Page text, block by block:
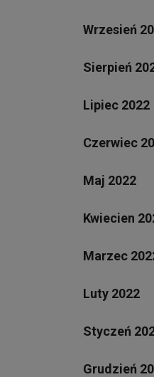
Wrzesień
Sierpień
Lipiec 2022
Czerwiec
Maj 2022
Kwiecien
Marzec
Luty 2022
Styczeń
Grudzień